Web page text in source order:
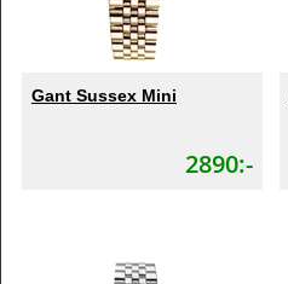
Gant Sussex Mini
2890:-